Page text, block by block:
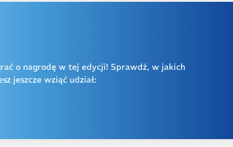
o nagrodę w tej edycji! Sprawdź, w jakich
jeszcze wziąć udział: